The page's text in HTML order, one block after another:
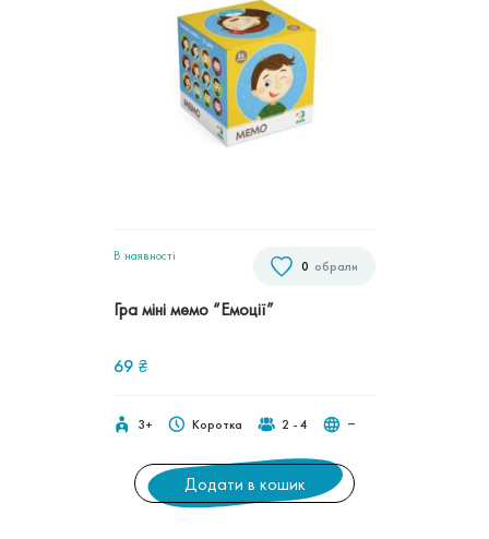
обрали
0
В наявностi
Гра міні мемо “Емоції”
69 ₴
3+ Коротка 2 - 4 ‒
Додати в кошик